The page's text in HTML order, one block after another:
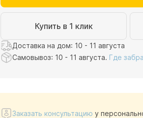
Купить в 1 клик
Доставка на дом: 10 - 11 августа
Самовывоз: 10 - 11 августа. Где
Заказать консультацию у